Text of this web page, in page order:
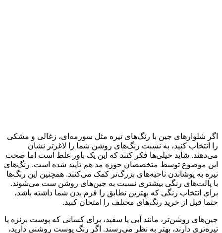
اگر شلوارهای جین‌ با رنگ‌های تیره مثل سورمه‌ای، زغالی و مشکی
را انتخاب کنید، به نسبت رنگ‌های روشن شما را لاغرتر نشان
می‌دهند. شاید خیلی‌ها فکر کنند که این یک باور غلط است اما صحت
این موضوع توسط متخصصان حوزه مد هم تایید شده است. رنگ‌های
تیره به پوشاندن ناحیه‌های بزرگ‌تر کمک می‌کنند. همچنین این رنگ‌ها
با پالت‌های رنگی بیشتری نسبت به جین‌های روشن ست می‌شوند.
برای انتخاب رنگی که بهترین تطابق را فرم بدن شما داشته باشد،
حتما قبل از خرید رنگ‌های مختلف را امتحان کنید.
جین‌های روشن‌تر، مانند آبی یا سفید، برای کسانی که پوست برنزه یا
تیره‌تری دارند، بهتر به نظر می‌رسند. اگر رنگ پوست روشنی دارید،